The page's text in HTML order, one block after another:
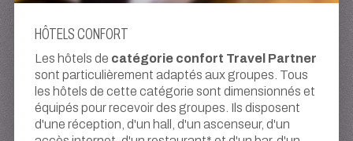
HÔTELS CONFORT
Les hôtels de catégorie confort Travel Partner
sont particulièrement adaptés aux groupes. Tous
les hôtels de cette catégorie sont dimensionnés et
équipés pour recevoir des groupes. Ils disposent
d'une réception, d'un hall, d'un ascenseur, d'un